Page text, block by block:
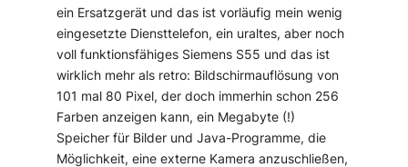
ein Ersatzgerät und das ist vorläufig mein wenig
eingesetzte Diensttelefon, ein uraltes, aber noch
voll funktionsfähiges Siemens S55 und das ist
wirklich mehr als retro: Bildschirmauflösung von
101 mal 80 Pixel, der doch immerhin schon 256
Farben anzeigen kann, ein Megabyte (!)
Speicher für Bilder und Java-Programme, die
Möglichkeit, eine externe Kamera anzuschließen,